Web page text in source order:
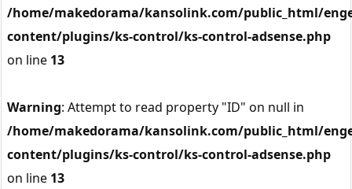
/home/makedorama/kansolink.com/public_html/
content/plugins/ks-control/ks-control-adsense.php
on line 13
Warning: Attempt to read property "ID" on null in
/home/makedorama/kansolink.com/public_html/
content/plugins/ks-control/ks-control-adsense.php
on line 13